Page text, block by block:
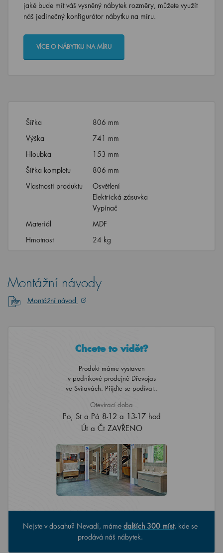
jaké bude mít váš vysněný nábytek rozměry, můžete využít
náš jedinečný konfigurátor nábytku na míru.
VÍCE O NÁBYTKU NA MÍRU
Šířka
806 mm
Výška
741 mm
Hloubka
153 mm
Šířka kompletu
806 mm
Vlastnosti produktu
Osvětlení
Elektrická zásuvka
Vypínač
Materiál
MDF
Hmotnost
24 kg
Montážní návody
Montážní návod
Chcete to vidět?
Produkt máme vystaven
v podnikové prodejně Dřevojas
ve Svitavách. Přijďte se podívat..
Otevírací doba
Po, St a Pá 8-12 a 13-17 hod
Út a Čt ZAVŘENO
Nejste v dosahu? Nevadí, máme dalších 300 míst, kde se
prodává náš nábytek.